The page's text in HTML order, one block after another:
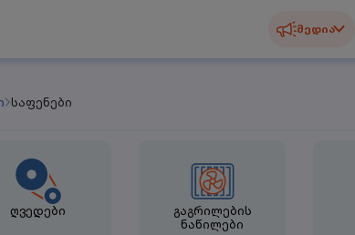
მედია
საფენები
ღვედები
გაგრილების
ნაწილები